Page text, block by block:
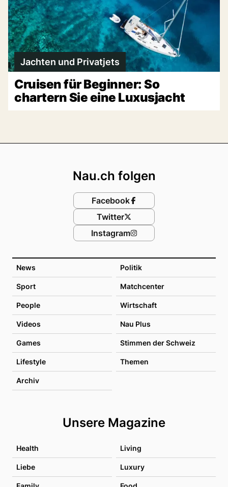
Jachten und Privatjets
Cruisen für Beginner: So
chartern Sie eine Luxusjacht
News Politik
Sport Matchcenter
People Wirtschaft
Videos Nau Plus
Games Stimmen der Schweiz
Lifestyle Themen
Archiv
Unsere Magazine
Health Living
Liebe Luxury
Nau.ch folgen
Facebook
Twitter
Instagram